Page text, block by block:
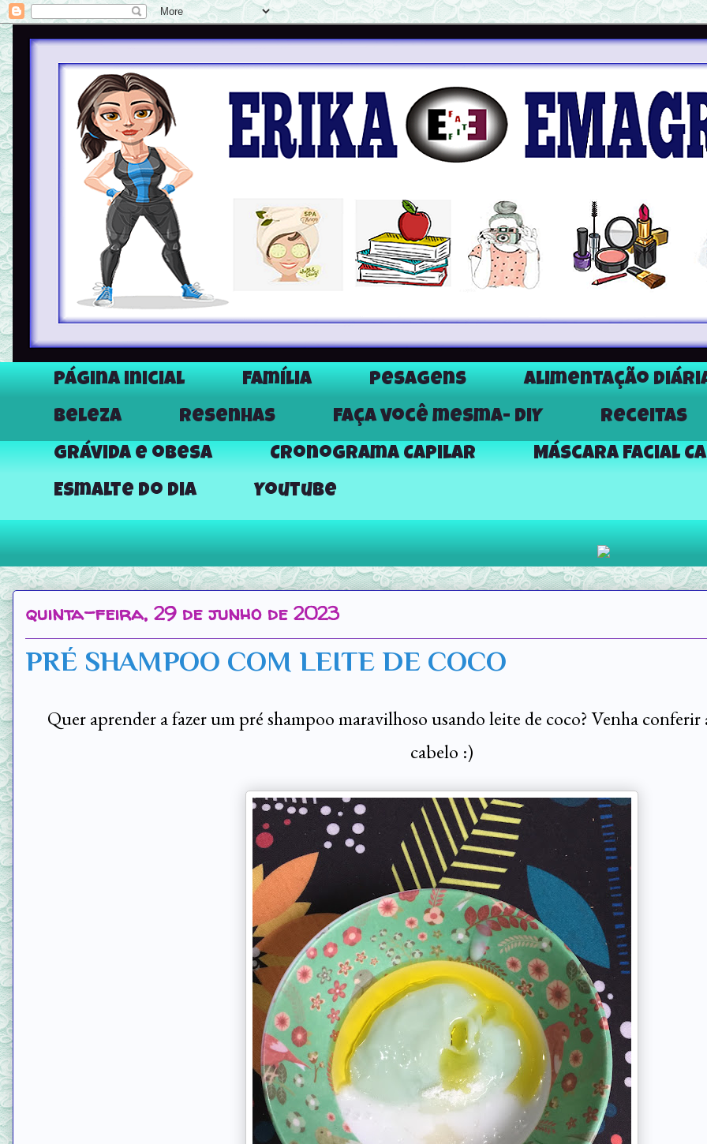
Página inicial Família Pesagens Alimentação
Beleza
Resenhas Faça você mesma- DiY Receitas
Grávida e obesa
Cronograma Capilar Máscara Facial
Esmalte do dia
Youtube
quinta-feira, 29 de junho de 2023
PRÉ SHAMPOO COM LEITE DE COCO
Quer aprender a fazer um pré shampoo maravilhoso usando leite de coco? Venha conferir
cabelo :)